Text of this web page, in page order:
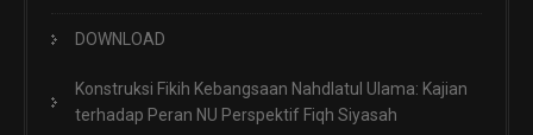
DOWNLOAD
Konstruksi Fikih Kebangsaan Nahdlatul Ulama: Kajian
terhadap Peran NU Perspektif Fiqh Siyasah